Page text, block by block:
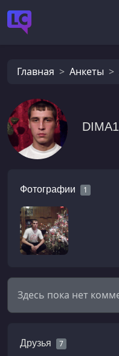
Главная Анкеты
Фотографии 1
Здесь пока нет
Друзья 7